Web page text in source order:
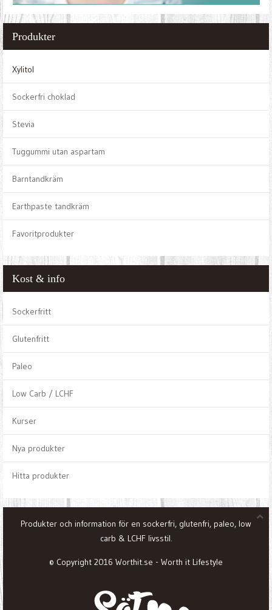
Produkter
Xylitol
Sockerfri choklad
Stevia
Tuggummi utan aspartam
Barntandkräm
Earthpaste tandkräm
Favoritprodukter
Kost & info
Sockerfritt
Glutenfritt
Paleo
Low Carb / LCHF
Kurser
Nya produkter
Hitta produkter
Produkter och information för en sockerfri, glutenfri, paleo, low
carb & LCHF livsstil.
© Copyright 2016 Worthit.se - Worth it Lifestyle